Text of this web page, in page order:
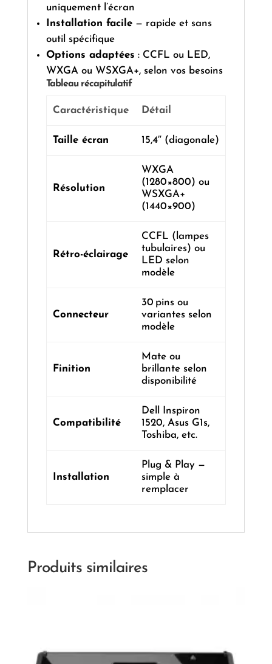
uniquement l’écran
Installation facile— rapide et sans
outil spécifique
Options adaptées : CCFL ou LED,
WXGA ou WSXGA+, selon vos besoins
Tableau récapitulatif
Caractéristique Détail
Taille écran 15,4″ (diagonale)
Résolution
WXGA
(1280×800) ou
WSXGA+
(1440×900)
Rétro-éclairage
CCFL (lampes
tubulaires) ou
LED selon
modèle
Connecteur
30 pins ou
variantes selon
modèle
Finition
Mate ou
brillante selon
disponibilité
Compatibilité
Dell Inspiron
1520, Asus G1s,
Toshiba, etc.
Installation
Plug & Play —
simple à
remplacer
Produits similaires